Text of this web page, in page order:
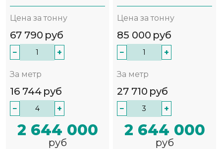
Цена за тонну
67 790 руб
− +
За метр
16 744 руб
− +
2 644 000
руб
Цена за тонну
85 000 руб
− +
За метр
27 710 руб
− +
2 644 000
руб